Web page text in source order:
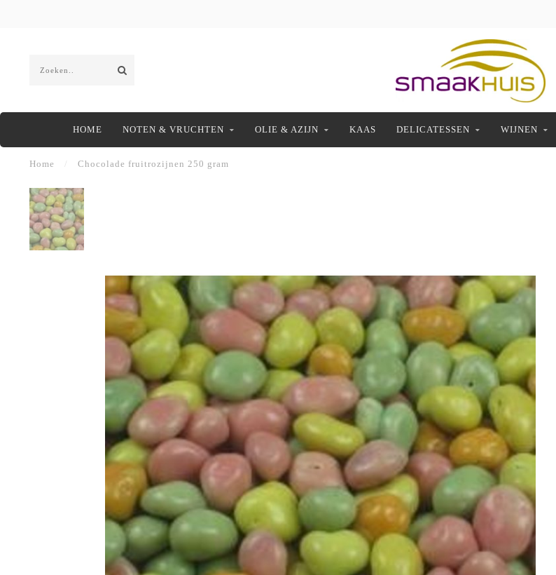
HOME NOTEN & VRUCHTEN OLIE & AZIJN KAAS DELICATESSEN WIJNEN
Home Chocolade fruitrozijnen 250 gram